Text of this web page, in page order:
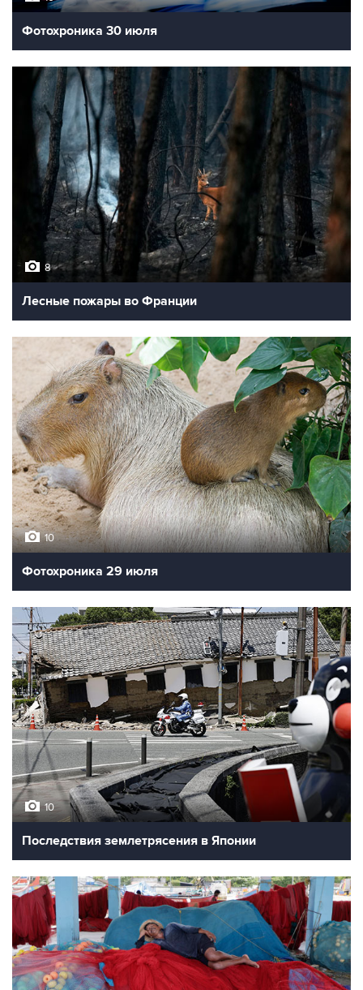
Фотохроника 30 июля
8
Лесные пожары во Франции
10
Фотохроника 29 июля
10
Последствия землетрясения в Японии